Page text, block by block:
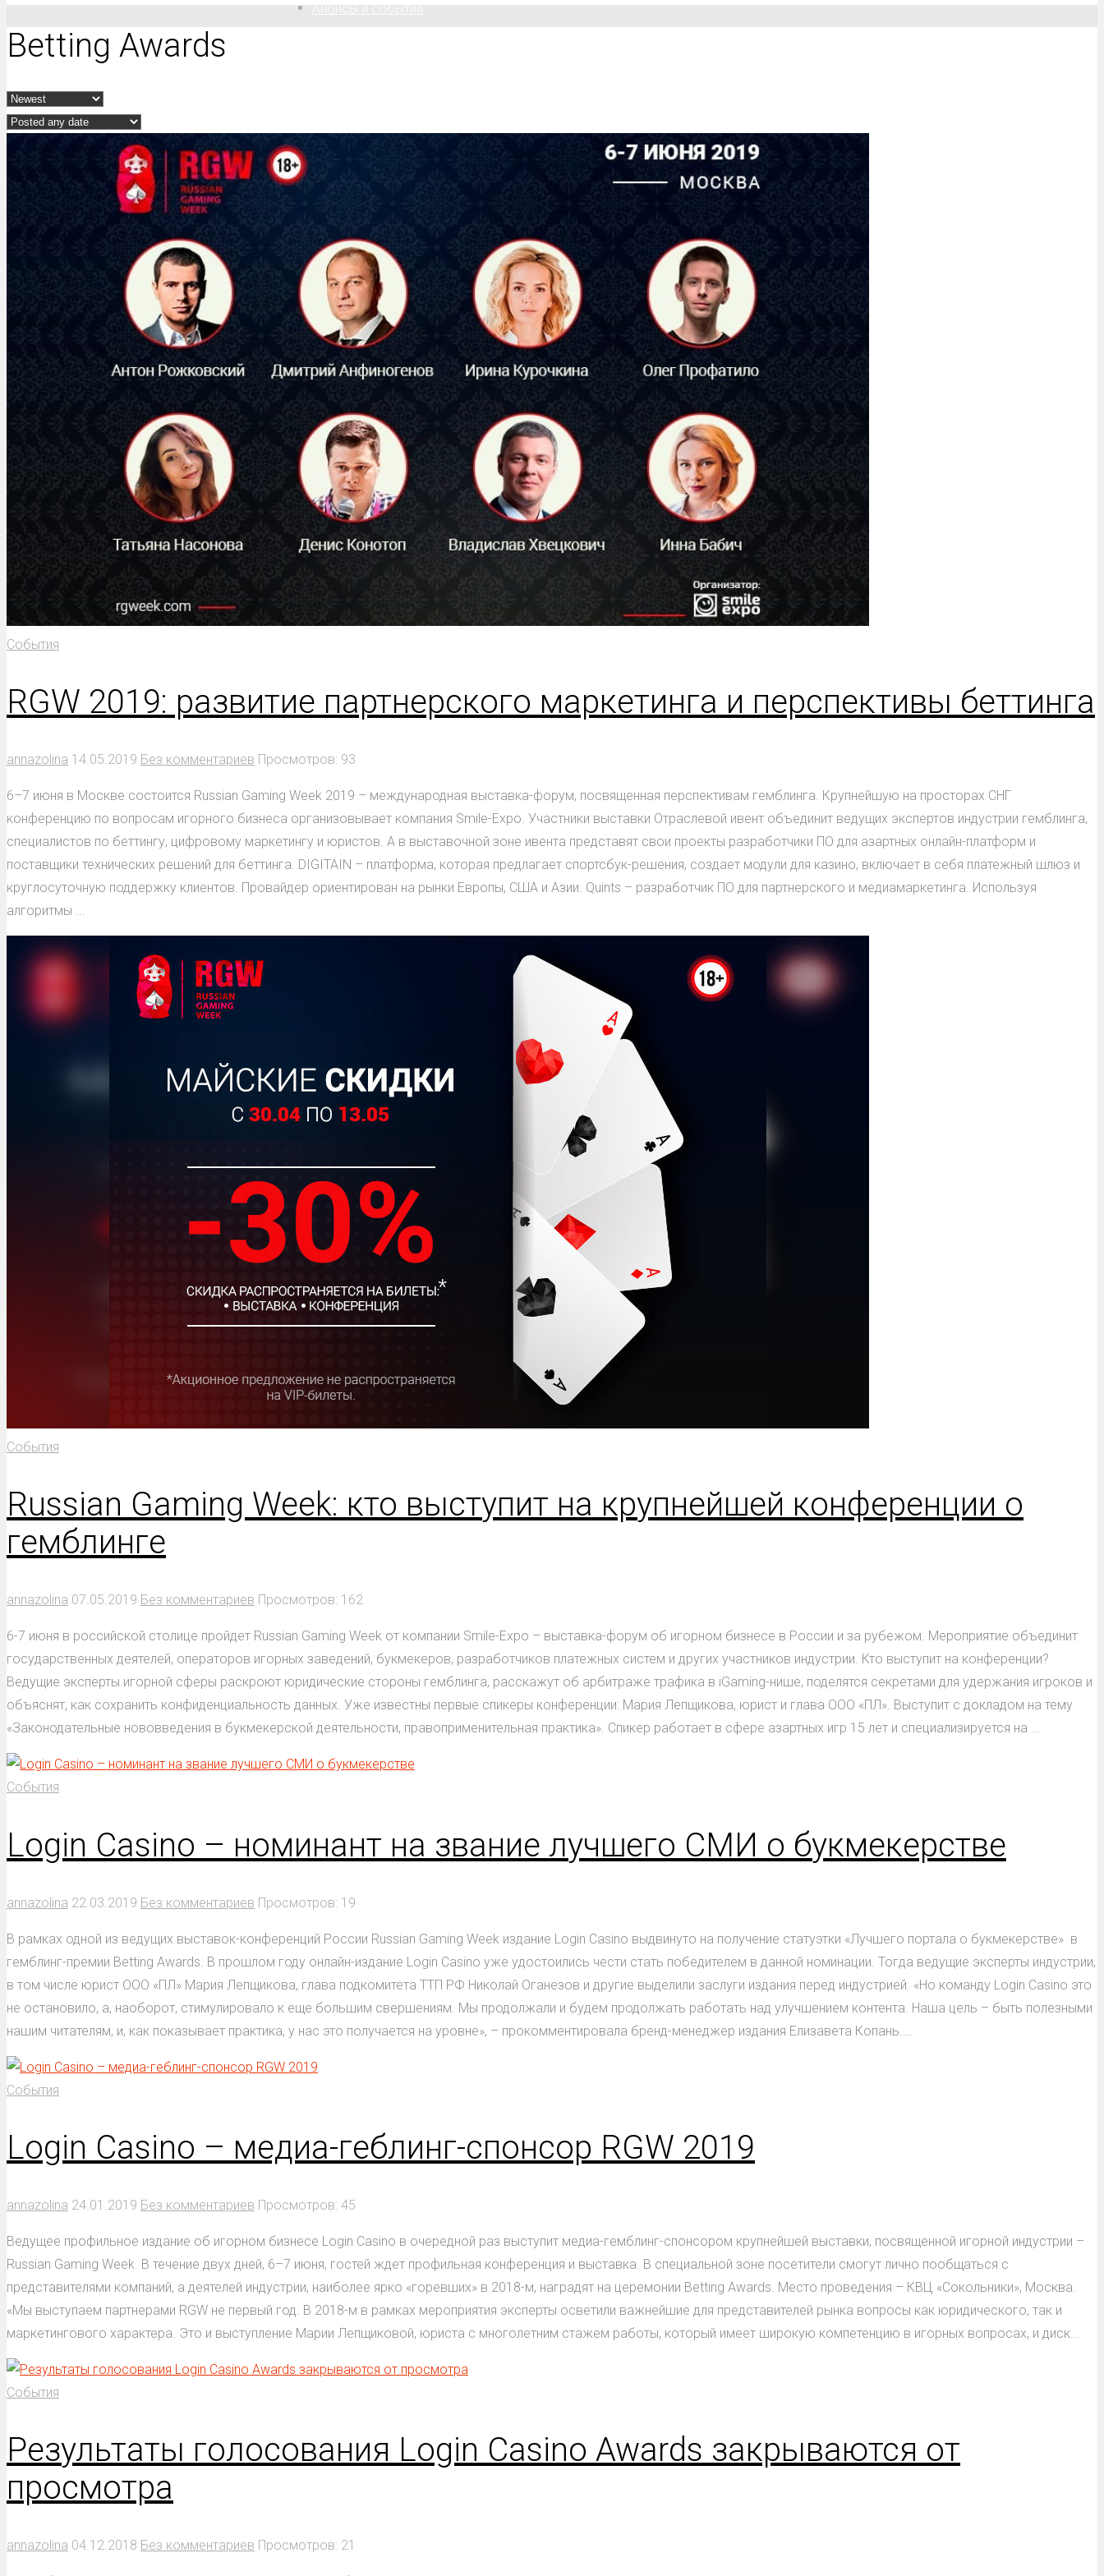
Betting Awards
События
RGW 2019: развитие партнерского маркетинга и перспективы беттинга
annazolina 14.05.2019 Без комментариев Просмотров: 93
6–7 июня в Москве состоится Russian Gaming Week 2019 – международная выставка-форум, посвященная перспективам гемблинга. Крупнейшую на просторах СНГ
конференцию по вопросам игорного бизнеса организовывает компания Smile-Expo. Участники выставки Отраслевой ивент объединит ведущих экспертов индустрии гемблинга,
специалистов по беттингу, цифровому маркетингу и юристов. А в выставочной зоне ивента представят свои проекты разработчики ПО для азартных онлайн-платформ и
поставщики технических решений для беттинга. DIGITAIN – платформа, которая предлагает спортсбук-решения, создает модули для казино, включает в себя платежный шлюз и
круглосуточную поддержку клиентов. Провайдер ориентирован на рынки Европы, США и Азии. Quints – разработчик ПО для партнерского и медиамаркетинга. Используя
алгоритмы ...
События
Russian Gaming Week: кто выступит на крупнейшей конференции о
гемблинге
annazolina 07.05.2019 Без комментариев Просмотров: 162
6-7 июня в российской столице пройдет Russian Gaming Week от компании Smile-Expo – выставка-форум об игорном бизнесе в России и за рубежом. Мероприятие объединит
государственных деятелей, операторов игорных заведений, букмекеров, разработчиков платежных систем и других участников индустрии. Кто выступит на конференции?
Ведущие эксперты игорной сферы раскроют юридические стороны гемблинга, расскажут об арбитраже трафика в iGaming-нише, поделятся секретами для удержания игроков и
объяснят, как сохранить конфиденциальность данных. Уже известны первые спикеры конференции: Мария Лепщикова, юрист и глава ООО «ПЛ». Выступит с докладом на тему
«Законодательные нововведения в букмекерской деятельности, правоприменительная практика». Спикер работает в сфере азартных игр 15 лет и специализируется на ...
События
Login Casino – номинант на звание лучшего СМИ о букмекерстве
annazolina 22.03.2019 Без комментариев Просмотров: 19
В рамках одной из ведущих выставок-конференций России Russian Gaming Week издание Login Casino выдвинуто на получение статуэтки «Лучшего портала о букмекерстве» в
гемблинг-премии Betting Awards. В прошлом году онлайн-издание Login Casino уже удостоились чести стать победителем в данной номинации. Тогда ведущие эксперты индустрии,
в том числе юрист ООО «ПЛ» Мария Лепщикова, глава подкомитета ТТП РФ Николай Оганезов и другие выделили заслуги издания перед индустрией. «Но команду Login Casino это
не остановило, а, наоборот, стимулировало к еще большим свершениям. Мы продолжали и будем продолжать работать над улучшением контента. Наша цель – быть полезными
нашим читателям, и, как показывает практика, у нас это получается на уровне», – прокомментировала бренд-менеджер издания Елизавета Копань....
События
Login Casino – медиа-геблинг-спонсор RGW 2019
annazolina 24.01.2019 Без комментариев Просмотров: 45
Ведущее профильное издание об игорном бизнесе Login Casino в очередной раз выступит медиа-гемблинг-спонсором крупнейшей выставки, посвященной игорной индустрии –
Russian Gaming Week. В течение двух дней, 6–7 июня, гостей ждет профильная конференция и выставка. В специальной зоне посетители смогут лично пообщаться с
представителями компаний, а деятелей индустрии, наиболее ярко «горевших» в 2018-м, наградят на церемонии Betting Awards. Место проведения – КВЦ «Сокольники», Москва.
«Мы выступаем партнерами RGW не первый год. В 2018-м в рамках мероприятия эксперты осветили важнейшие для представителей рынка вопросы как юридического, так и
маркетингового характера. Это и выступление Марии Лепщиковой, юриста с многолетним стажем работы, который имеет широкую компетенцию в игорных вопросах, и диск...
События
Результаты голосования Login Casino Awards закрываются от
просмотра
annazolina 04.12.2018 Без комментариев Просмотров: 21